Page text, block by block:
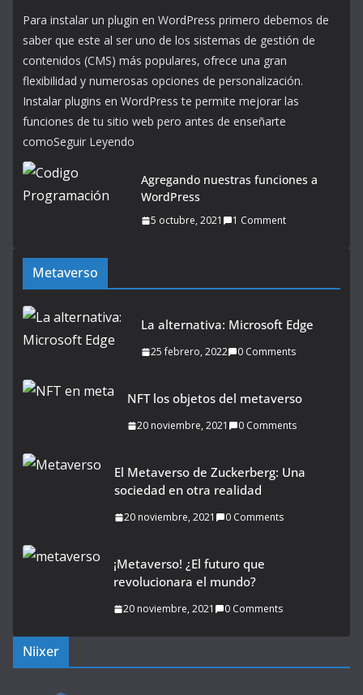
Para instalar un plugin en WordPress primero debemos de
saber que este al ser uno de los sistemas de gestión de
contenidos (CMS) más populares, ofrece una gran
flexibilidad y numerosas opciones de personalización.
Instalar plugins en WordPress te permite mejorar las
funciones de tu sitio web pero antes de enseñarte
comoSeguir Leyendo
Agregando nuestras funciones a
WordPress
5 octubre, 2021 1 Comment
Metaverso
La alternativa: Microsoft Edge
25 febrero, 2022 0 Comments
NFT los objetos del metaverso
20 noviembre, 2021 0 Comments
El Metaverso de Zuckerberg: Una
sociedad en otra realidad
20 noviembre, 2021 0 Comments
¡Metaverso! ¿El futuro que
revolucionara el mundo?
20 noviembre, 2021 0 Comments
Niixer